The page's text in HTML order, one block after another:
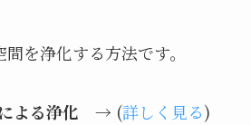
を浄化する方法です。
よる浄化 → (詳しく見る)